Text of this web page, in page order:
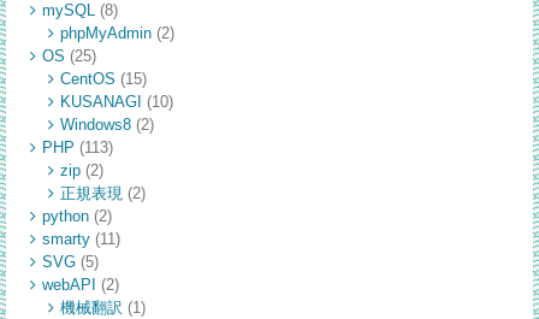
mySQL(8)
phpMyAdmin(2)
OS (25)
CentOS (15)
KUSANAGI (10)
Windows8(2)
PHP (113)
zip(2)
正規表現(2)
python(2)
smarty(11)
SVG(5)
webAPI
(2)
機械翻訳 (1)